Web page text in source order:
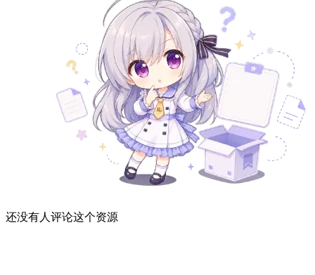
还没有人评论这个资源